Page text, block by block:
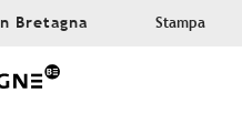
Bretagna Stampa